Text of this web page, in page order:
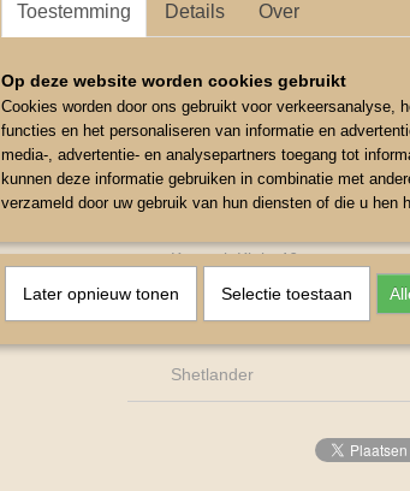
Halster Kunststof Nylon stabiel
Chroomkleurige fittingen
Kleur Oranje
Kopstuk Klein 46cm te
Bakstuk 13 cm
Shetlander
Toestemming Details Over
Op deze website worden cookies gebruikt
Cookies worden door ons gebruikt voor verkeersanalyse,
functies en het personaliseren van informatie en
media-, advertentie- en analysepartners toegang tot
kunnen deze informatie gebruiken in combinatie met
verzameld door uw gebruik van hun diensten of die u hen
Later opnieuw tonen Selectie toestaan